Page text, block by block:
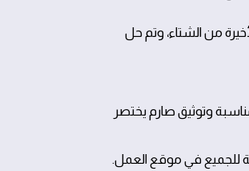
من الشتاء، وتم حل
وتوثيق صارم يختصر
للجميع في موقع العمل.